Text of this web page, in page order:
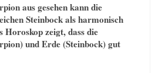
aus gesehen kann die
Steinbock als harmonisch
Horoskop zeigt, dass die
und Erde (Steinbock) gut